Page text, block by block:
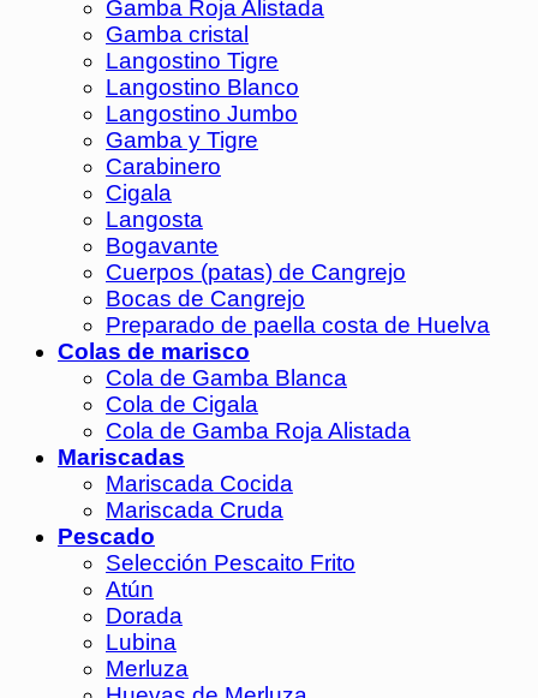
Gamba Roja Alistada
Gamba cristal
Langostino Tigre
Langostino Blanco
Langostino Jumbo
Gamba y Tigre
Carabinero
Cigala
Langosta
Bogavante
Cuerpos (patas) de Cangrejo
Bocas de Cangrejo
Preparado de paella costa de Huelva
Colas de marisco
Cola de Gamba Blanca
Cola de Cigala
Cola de Gamba Roja Alistada
Mariscadas
Mariscada Cocida
Mariscada Cruda
Pescado
Selección Pescaito Frito
Atún
Dorada
Lubina
Merluza